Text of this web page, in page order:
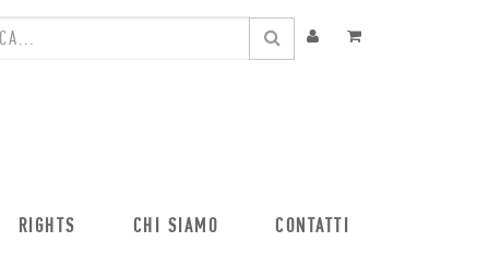
RIGHTS CHI SIAMO CONTATTI